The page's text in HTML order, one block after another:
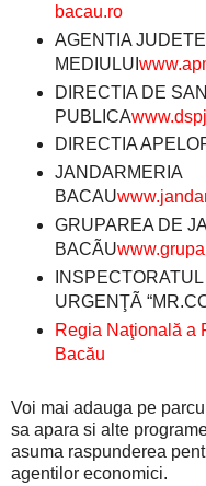
bacau.ro
AGENTIA
MEDIULUI
DIRECTIA DE
PUBLICA
DIRECTIA
JANDARMERIA
BACAU
GRUPAREA DE
BACÃU
URGENŢÃ
Regia Naţională a
Bacău
Voi mai adauga pe
sa apara si alte
asuma raspunderea
agentilor economici.